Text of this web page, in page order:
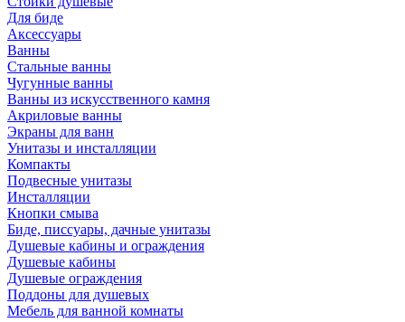
Для биде
Аксессуары
Ванны
Стальные ванны
Чугунные ванны
Ванны из искусственного камня
Акриловые ванны
Экраны для ванн
Унитазы и инсталляции
Компакты
Подвесные унитазы
Инсталляции
Кнопки смыва
Биде, писсуары, дачные унитазы
Душевые кабины и ограждения
Душевые кабины
Душевые ограждения
Поддоны для душевых
Мебель для ванной комнаты